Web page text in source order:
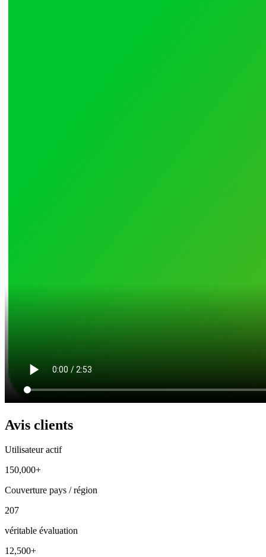
Avis clients
Utilisateur actif
150,000+
Couverture pays / région
207
véritable évaluation
12,500+